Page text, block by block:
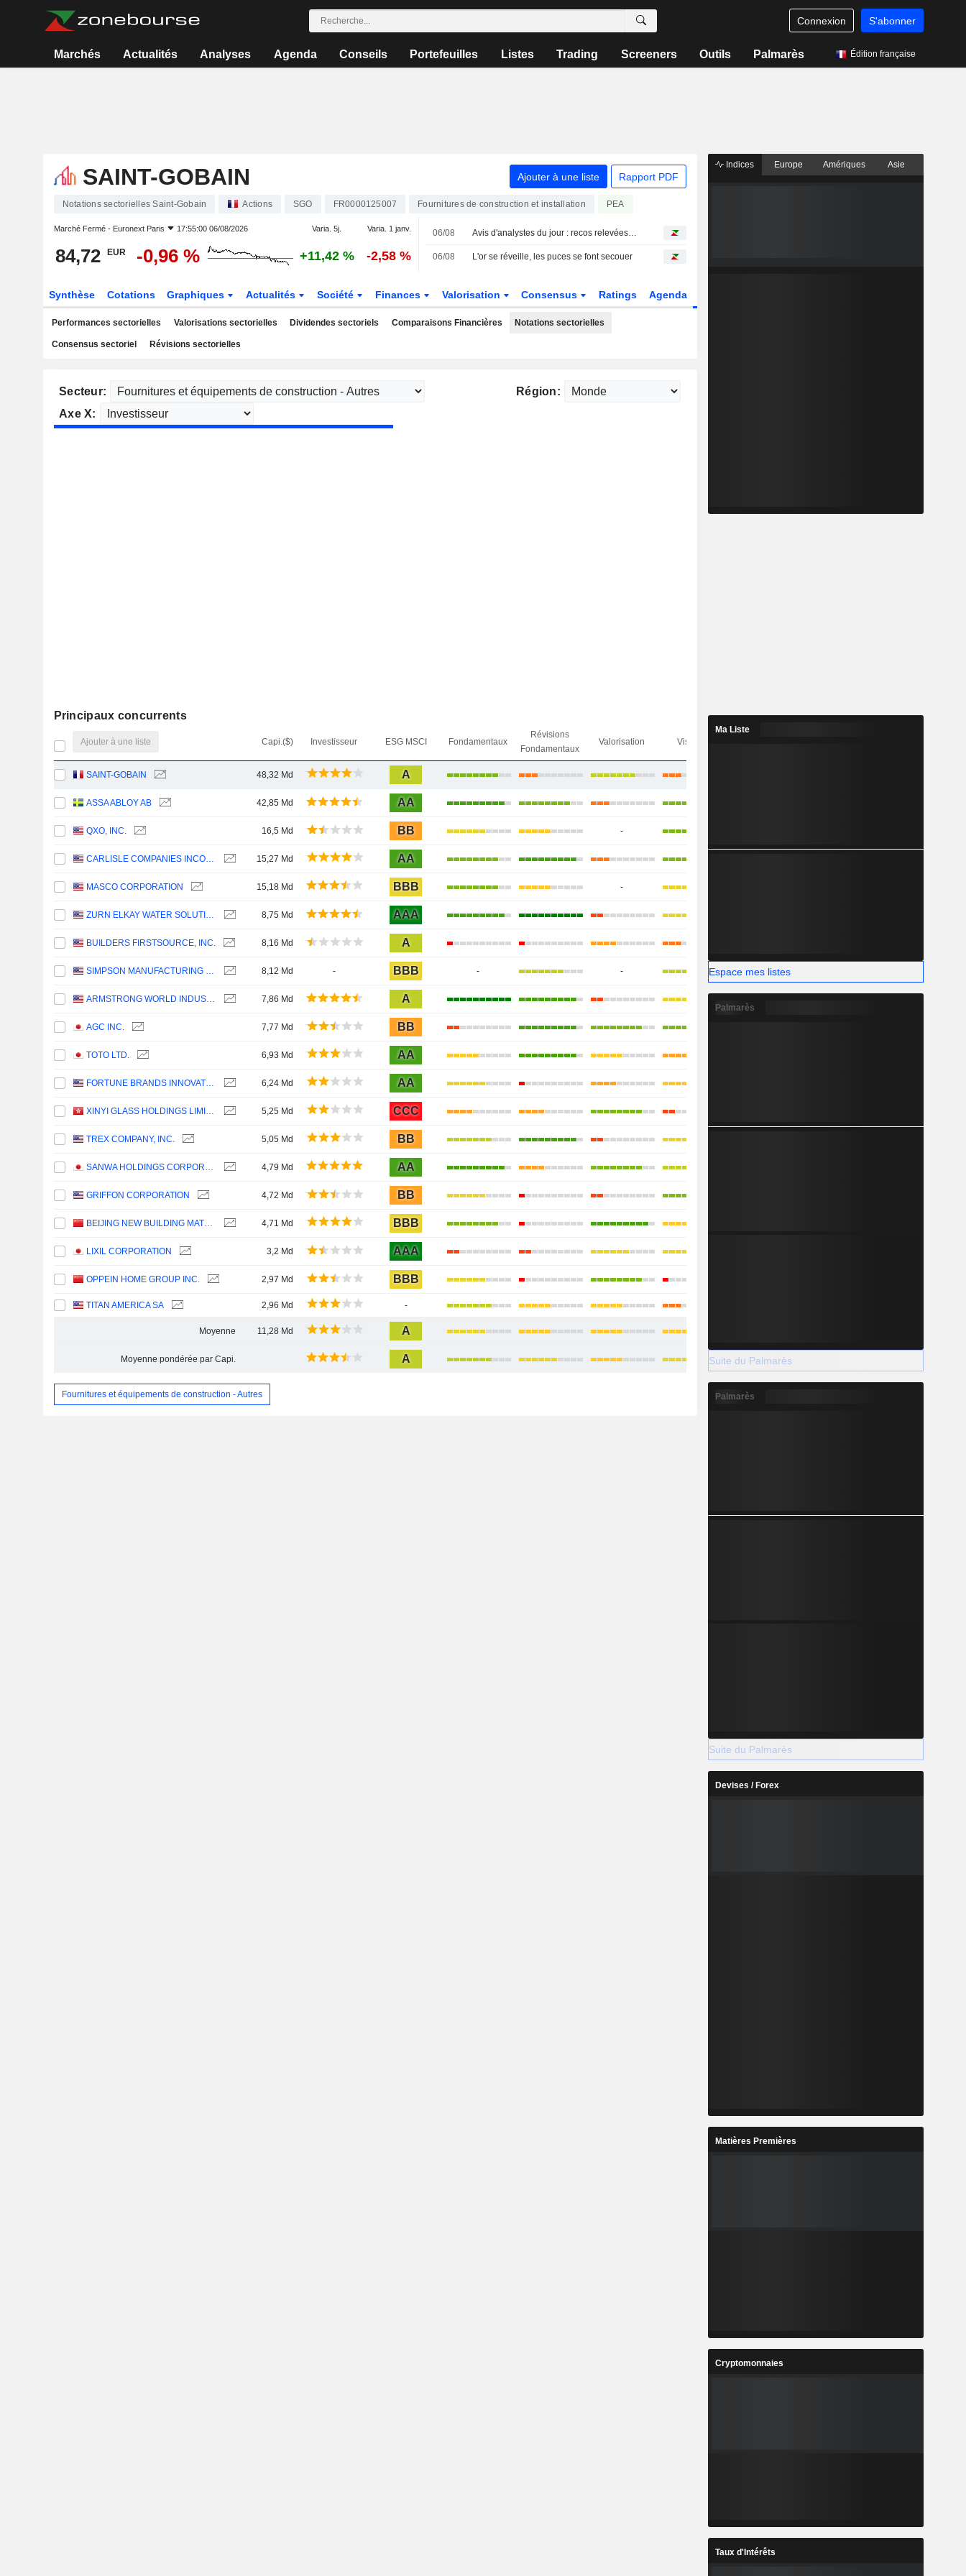
Connexion S'abonner
Marchés Actualités Analyses Agenda Conseils Portefeuilles Listes Trading Screeners Outils Palmarès Édition française
SAINT-GOBAIN Ajouter à une liste Rapport PDF
Notations sectorielles Saint-Gobain Actions SGO FR0000125007 Fournitures de construction et installation PEA
Marché Fermé - Euronext Paris 17:55:00 06/08/2026 Varia. 5j. Varia. 1 janv.
84,72 EUR -0,96 % +11,42 % -2,58 %
06/08 Avis d'analystes du jour : recos relevées sur L'Oréal et Clariant
06/08 L'or se réveille, les puces se font secouer
Synthèse Cotations Graphiques Actualités Société Finances Valorisation Consensus Ratings Agenda
Performances sectorielles Valorisations sectorielles Dividendes sectoriels Comparaisons Financières Notations sectorielles
Consensus sectoriel Révisions sectorielles
Secteur:
Région:
Axe X:
Principaux concurrents
Ajouter à une liste Capi.($) Investisseur ESG MSCI Fondamentaux
Révisions
Fondamentaux
Valorisation Visibilité
SAINT-GOBAIN 48,32 Md A
ASSA ABLOY AB 42,85 Md AA
QXO, INC. 16,5 Md BB -
CARLISLE COMPANIES INCORPORATED 15,27 Md AA
MASCO CORPORATION 15,18 Md BBB -
ZURN ELKAY WATER SOLUTIONS CORPORATION 8,75 Md AAA
BUILDERS FIRSTSOURCE, INC. 8,16 Md A
SIMPSON MANUFACTURING CO., INC. 8,12 Md - BBB - -
ARMSTRONG WORLD INDUSTRIES, INC. 7,86 Md A
AGC INC. 7,77 Md BB
TOTO LTD. 6,93 Md AA
FORTUNE BRANDS INNOVATIONS, INC. 6,24 Md AA
XINYI GLASS HOLDINGS LIMITED 5,25 Md CCC
TREX COMPANY, INC. 5,05 Md BB
SANWA HOLDINGS CORPORATION 4,79 Md AA
GRIFFON CORPORATION 4,72 Md BB
BEIJING NEW BUILDING MATERIALS PUBLIC LIMITED COMPANY 4,71 Md BBB
LIXIL CORPORATION 3,2 Md AAA
OPPEIN HOME GROUP INC. 2,97 Md BBB
TITAN AMERICA SA 2,96 Md -
Moyenne 11,28 Md A
Moyenne pondérée par Capi. A
Fournitures et équipements de construction - Autres
Indices Europe Amériques Asie
Ma Liste
Espace mes listes
Palmarès
Suite du Palmarès
Palmarès
Suite du Palmarès
Devises / Forex
Matières Premières
Cryptomonnaies
Taux d'Intérêts